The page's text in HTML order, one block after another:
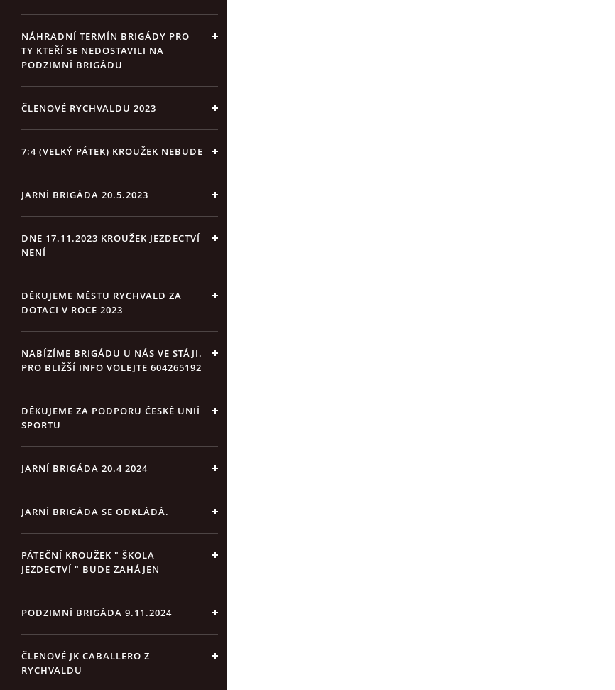
NÁHRADNÍ TERMÍN BRIGÁDY PRO
TY KTEŘÍ SE NEDOSTAVILI NA
PODZIMNÍ BRIGÁDU
ČLENOVÉ RYCHVALDU 2023
7:4 (VELKÝ PÁTEK) KROUŽEK NEBUDE
JARNÍ BRIGÁDA 20.5.2023
DNE 17.11.2023 KROUŽEK JEZDECTVÍ
NENÍ
DĚKUJEME MĚSTU RYCHVALD ZA
DOTACI V ROCE 2023
NABÍZÍME BRIGÁDU U NÁS VE STÁJI.
PRO BLIŽŠÍ INFO VOLEJTE 604265192
DĚKUJEME ZA PODPORU ČESKÉ UNIÍ
SPORTU
JARNÍ BRIGÁDA 20.4 2024
JARNÍ BRIGÁDA SE ODKLÁDÁ.
PÁTEČNÍ KROUŽEK " ŠKOLA
JEZDECTVÍ " BUDE ZAHÁJEN
PODZIMNÍ BRIGÁDA 9.11.2024
ČLENOVÉ JK CABALLERO Z
RYCHVALDU